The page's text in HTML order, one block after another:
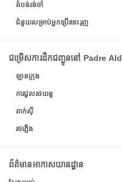
តំបន់រង់ចាំ
ជំនួយសម្រាប់អ្នកប្រើរទេះរុញ
ជម្រើសការដឹកជញ្ជូននៅ Padre
ឡានក្រុង
ការជួលរថយន្ត
តាក់ស៊ី
រថភ្លើង
ព័ត៌មានអាកាសយានដ្ឋាន